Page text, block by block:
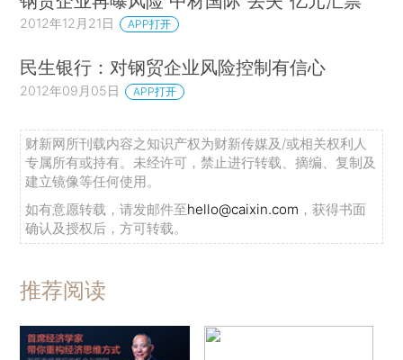
2012年12月21日 APP打开
民生银行：对钢贸企业风险控制有信心
2012年09月05日 APP打开
财新网所刊载内容之知识产权为财新传媒及/或相关权利人
专属所有或持有。未经许可，禁止进行转载、摘编、复制及
建立镜像等任何使用。
如有意愿转载，请发邮件至hello@caixin.com ，获得书面
确认及授权后，方可转载。
推荐阅读